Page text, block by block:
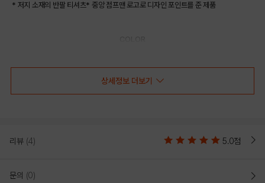
* 저지 소재의 반팔 티셔츠* 중앙 점프맨 로고로 디자인 포인트를 준 제품
상세정보 더보기
리뷰 (4) 5.0점
문의 (0)